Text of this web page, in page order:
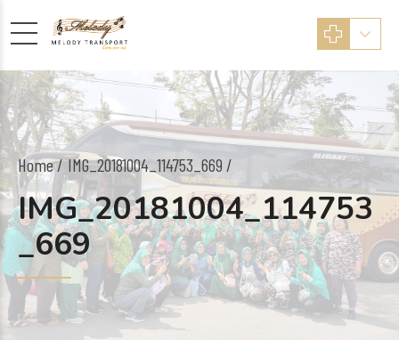
Home IMG_20181004_114753_669 /
IMG_20181004_114753
_669